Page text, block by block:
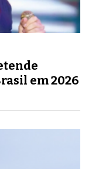
em 2026